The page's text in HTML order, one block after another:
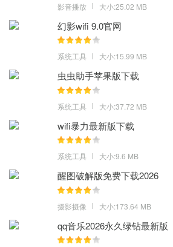
影音播放 大小:25.02 MB
幻影wifi 9.0官网
系统工具 大小:15.99 MB
虫虫助手苹果版下载
系统工具 大小:37.72 MB
wifi暴力最新版下载
系统工具 大小:9.6 MB
醒图破解版免费下载2026
摄影摄像 大小:173.64 MB
qq音乐2026永久绿钻最新版